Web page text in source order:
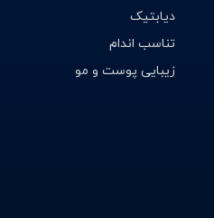
طبی مناسب
باید فیت بدن باشد تا
دیابتیک
تناسب اندام
زیبایی پوست و مو